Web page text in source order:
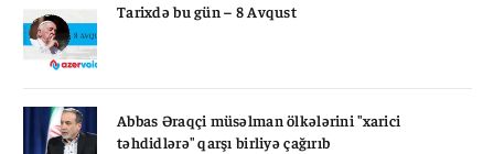
Tarixdə bu gün – 8 Avqust
Abbas Əraqçi müsəlman ölkələrini "xarici
təhdidlərə" qarşı birliyə çağırıb